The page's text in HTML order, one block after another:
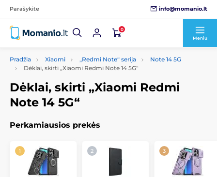
Parašykite info@momanio.lt
0
Meniu
Pradžia Xiaomi „Redmi Note“ serija
Note 14 5G
Dėklai, skirti „Xiaomi Redmi Note 14 5G“
Dėklai, skirti „Xiaomi Redmi
Note 14 5G“
Perkamiausios prekės